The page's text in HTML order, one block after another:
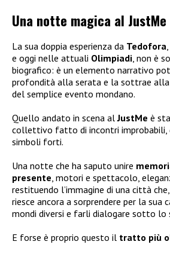
Una notte magica al JustMe
La sua doppia esperienza da Tedofora
e oggi nelle attuali Olimpiadi, non è
biografico: è un elemento narrativo
profondità alla serata e la sottrae
del semplice evento mondano.
Quello andato in scena alJustMe è
collettivo fatto di incontri improbabili,
simboli forti.
Una notte che ha saputo unire
presente, motori e spettacolo,
restituendo l’immagine di una città
riesce ancora a sorprendere per la sua
mondi diversi e farli dialogare sotto
E forse è proprio questo il tratto più